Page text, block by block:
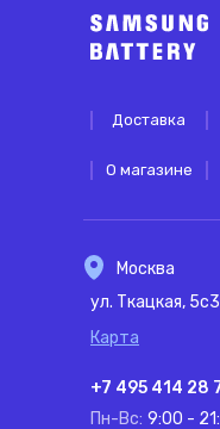
Доставка
О магазине
Москва
ул. Ткацкая,
Карта
+7 495 414 28
Пн-Вс: 9:00 -